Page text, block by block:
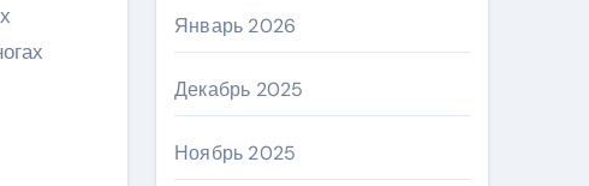
Январь 2026
Декабрь 2025
Ноябрь 2025